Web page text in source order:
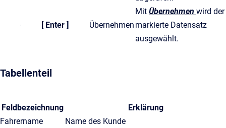
[ Enter ] Übernehmen
Mit Übernehmen wird der
markierte Datensatz
ausgewählt.
Tabellenteil
Feldbezeichnung
Erklärung
Fahrername
Name des Kunde